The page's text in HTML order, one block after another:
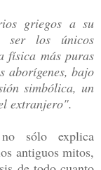
griegos a su
ser los únicos
física más puras
aborígenes, bajo
simbólica, un
extranjero".
sólo explica
antiguos mitos,